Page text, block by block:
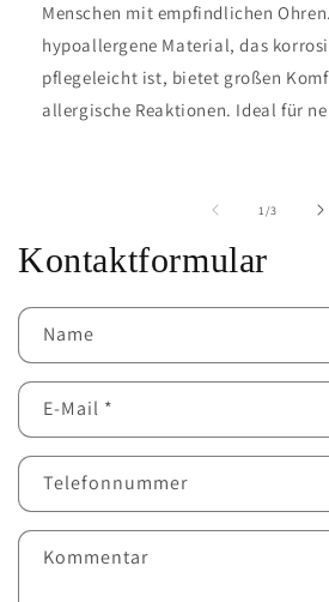
Menschen mit empfindlichen
hypoallergene Material, das
pflegeleicht ist, bietet großen
allergische Reaktionen. Ideal für
1 /von
3
Kontaktformular
Name
E-Mail *
Telefonnummer
Kommentar